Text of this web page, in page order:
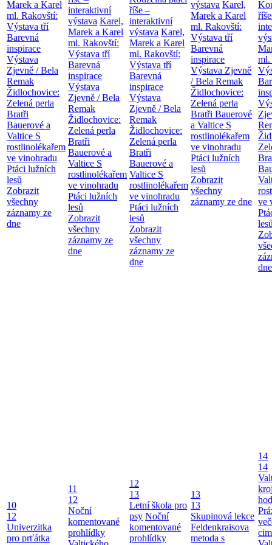
Marek a Karel
ml. Rakovští:
Výstava tří
Barevná
inspirace
Výstava
Zjevně / Bela
Remak
Židlochovice:
Zelená perla
Bratři
Bauerové a
Valtice S
rostlinolékařem
ve vinohradu
Ptáci lužních
lesů
Zobrazit
všechny
záznamy ze
dne
interaktivní
výstava Karel,
Marek a Karel
ml. Rakovští:
Výstava tří
Barevná
inspirace
Výstava
Zjevně / Bela
Remak
Židlochovice:
Zelená perla
Bratři
Bauerové a
Valtice S
rostlinolékařem
ve vinohradu
Ptáci lužních
lesů
Zobrazit
všechny
záznamy ze
dne
říše –
interaktivní
výstava Karel,
Marek a Karel
ml. Rakovští:
Výstava tří
Barevná
inspirace
Výstava
Zjevně / Bela
Remak
Židlochovice:
Zelená perla
Bratři
Bauerové a
Valtice S
rostlinolékařem
ve vinohradu
Ptáci lužních
lesů
Zobrazit
všechny
záznamy ze
dne
výstava Karel,
Marek a Karel
ml. Rakovští:
Výstava tří
Barevná
inspirace
Výstava Zjevně
/ Bela Remak
Židlochovice:
Zelená perla
Bratři Bauerové
a Valtice S
rostlinolékařem
ve vinohradu
Ptáci lužních
lesů
Zobrazit
všechny
záznamy ze dne
ml.
ve
dne
10
12
Univerzitka
pro prťátka
11
12
Noční
komentované
prohlídky
12
13
Letní škola pro
psy Noční
komentované
prohlídky
13
13
Skupinová lekce
Feldenkraisova
metoda s
14
14